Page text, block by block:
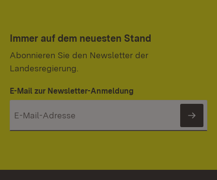
Immer auf dem neuesten Stand
Abonnieren Sie den Newsletter der
Landesregierung.
E-Mail zur Newsletter-Anmeldung